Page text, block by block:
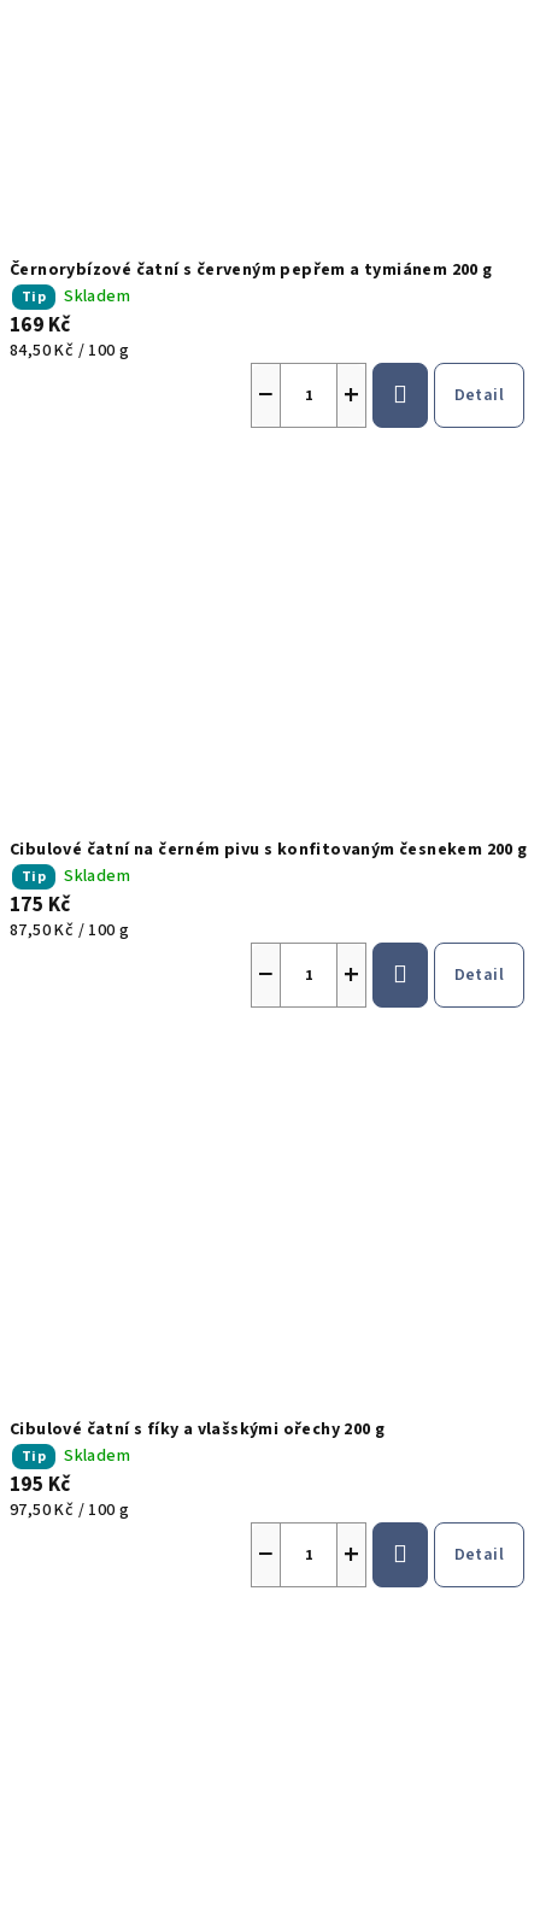
Černorybízové čatní s červeným pepřem a tymiánem 200 g
Tip Skladem
169 Kč
Měrná
84,50 Kč / 100 g
+
− Detail
Cibulové čatní na černém pivu s konfitovaným česnekem 200 g
Tip Skladem
175 Kč
Měrná
87,50 Kč / 100 g
+
− Detail
Cibulové čatní s fíky a vlašskými ořechy 200 g
Tip Skladem
195 Kč
Měrná
97,50 Kč / 100 g
+
− Detail